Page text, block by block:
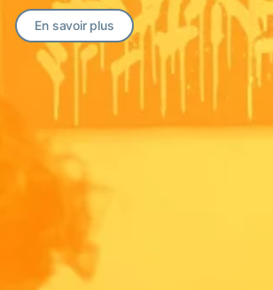
En savoir plus